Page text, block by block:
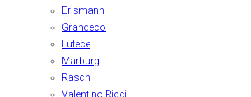
Erismann
Grandeco
Lutece
Marburg
Rasch
Valentino Ricci